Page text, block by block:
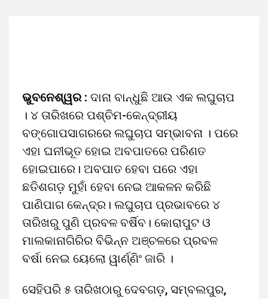
ଭୁବନେଶ୍ୱର : ଦାନା ବାନ୍ଧୁଛି ଆଉ ଏକ ଲଘୁଚାପ
। ୪ ତାରିଖରେ ପଶ୍ଚିମ-କେନ୍ଦ୍ରୀୟ
ବଙ୍ଗୋପସାଗରରେ ଲଘୁଚାପ ସମ୍ଭାବନା । ପରେ
ଏହା ଘନୀଭୂତ ହୋଇ ଅବପାତରେ ପରିଣତ
ହୋଇପାରେ। ଅବପାତ ହେବା ପରେ ଏହା
ଛତିଶଗଡ଼ ମୁହାଁ ହେବା ନେଇ ଆକଳନ କରିଛି
ପାଣିପାଗ କେନ୍ଦ୍ର। ଲଘୁଚାପ ପ୍ରଭାବରେ ୪
ତାରିଖରୁ ପୁଣି ପ୍ରବଳ ବର୍ଷିବ। କୋରାପୁଟ ଓ
ମାଲକାନାଗିରିର ବିଭିନ୍ନ ଅଞ୍ଚଳରେ ପ୍ରବଳ
ବର୍ଷା ନେଇ ୟେଲୋ ୱାର୍ଣ୍ଣିଂ ଜାରି ।
ସେହିପରି ୫ ତାରିଖଠାରୁ ଦେବଗଡ଼, ସମ୍ବଲପୁର,